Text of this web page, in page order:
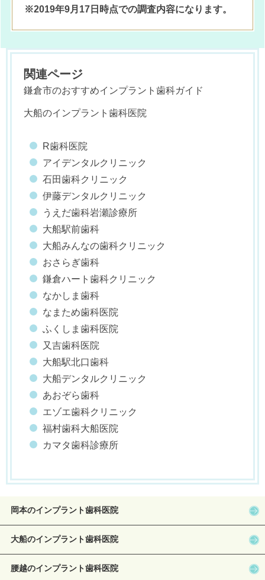
※2019年9月17日時点での調査内容になります。
関連ページ
鎌倉市のおすすめインプラント歯科ガイド
大船のインプラント歯科医院
R歯科医院
アイデンタルクリニック
石田歯科クリニック
伊藤デンタルクリニック
うえだ歯科岩瀬診療所
大船駅前歯科
大船みんなの歯科クリニック
おさらぎ歯科
鎌倉ハート歯科クリニック
なかしま歯科
なまため歯科医院
ふくしま歯科医院
又吉歯科医院
大船駅北口歯科
大船デンタルクリニック
あおぞら歯科
エゾエ歯科クリニック
福村歯科大船医院
カマタ歯科診療所
岡本のインプラント歯科医院
大船のインプラント歯科医院
腰越のインプラント歯科医院